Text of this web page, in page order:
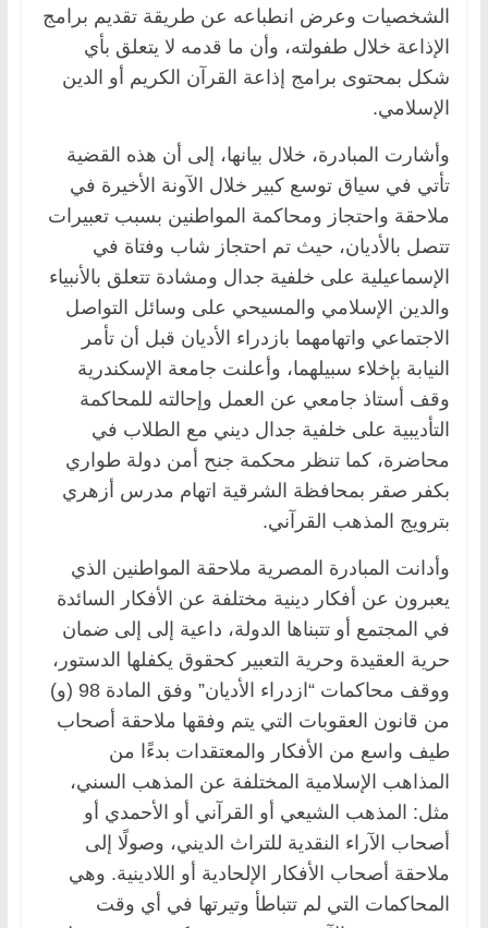
الشخصيات وعرض انطباعه عن طريقة تقديم برامج
الإذاعة خلال طفولته، وأن ما قدمه لا يتعلق بأي
شكل بمحتوى برامج إذاعة القرآن الكريم أو الدين
الإسلامي.
وأشارت المبادرة، خلال بيانها، إلى أن هذه القضية
تأتي في سياق توسع كبير خلال الآونة الأخيرة في
ملاحقة واحتجاز ومحاكمة المواطنين بسبب تعبيرات
تتصل بالأديان، حيث تم احتجاز شاب وفتاة في
الإسماعيلية على خلفية جدال ومشادة تتعلق بالأنبياء
والدين الإسلامي والمسيحي على وسائل التواصل
الاجتماعي واتهامهما بازدراء الأديان قبل أن تأمر
النيابة بإخلاء سبيلهما، وأعلنت جامعة الإسكندرية
وقف أستاذ جامعي عن العمل وإحالته للمحاكمة
التأديبية على خلفية جدال ديني مع الطلاب في
محاضرة، كما تنظر محكمة جنح أمن دولة طواري
بكفر صقر بمحافظة الشرقية اتهام مدرس أزهري
بترويج المذهب القرآني.
وأدانت المبادرة المصرية ملاحقة المواطنين الذي
يعبرون عن أفكار دينية مختلفة عن الأفكار السائدة
في المجتمع أو تتبناها الدولة، داعية إلى إلى ضمان
حرية العقيدة وحرية التعبير كحقوق يكفلها الدستور،
ووقف محاكمات “ازدراء الأديان” وفق المادة 98 (و)
من قانون العقوبات التي يتم وفقها ملاحقة أصحاب
طيف واسع من الأفكار والمعتقدات بدءًا من
المذاهب الإسلامية المختلفة عن المذهب السني،
مثل: المذهب الشيعي أو القرآني أو الأحمدي أو
أصحاب الآراء النقدية للتراث الديني، وصولًا إلى
ملاحقة أصحاب الأفكار الإلحادية أو اللادينية. وهي
المحاكمات التي لم تتباطأ وتيرتها في أي وقت